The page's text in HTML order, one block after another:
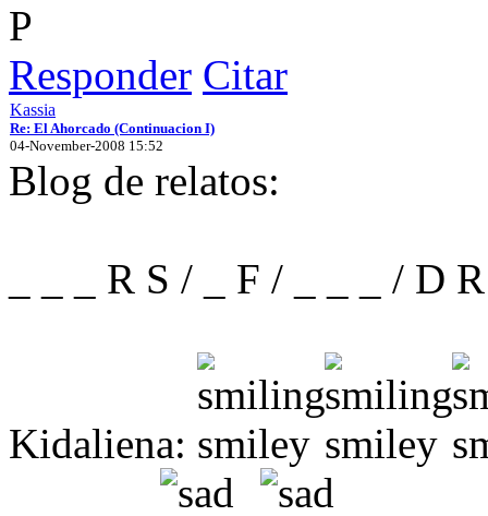
P
Responder Citar
Kassia
Re: El Ahorcado (Continuacion I)
04-November-2008 15:52
Blog de relatos:
_ _ _ R S / _ F / _ _ _ / D
Kidaliena: